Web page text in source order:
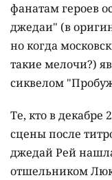
фанатам героев
джедаи" (в
но когда
такие мелочи?)
сиквелом
Те, кто в декабре
сцены после
джедай Рей
отшельником